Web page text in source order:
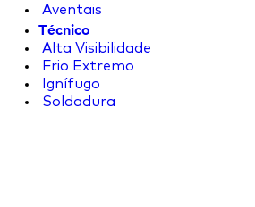
Aventais
Técnico
Alta Visibilidade
Frio Extremo
Ignífugo
Soldadura